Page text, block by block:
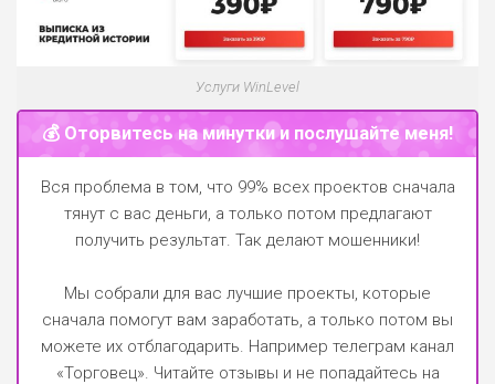
Услуги WinLevel
💰 Оторвитесь на минутки и послушайте меня!
Вся проблема в том, что 99% всех проектов сначала
тянут с вас деньги, а только потом предлагают
получить результат. Так делают мошенники!
Мы собрали для вас лучшие проекты, которые
сначала помогут вам заработать, а только потом вы
можете их отблагодарить. Например телеграм канал
«Торговец». Читайте отзывы и не попадайтесь на